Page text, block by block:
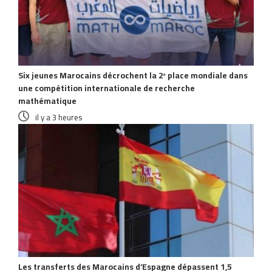
Six jeunes Marocains décrochent la 2ᵉ place mondiale dans
une compétition internationale de recherche
mathématique
il y a 3 heures
Les transferts des Marocains d’Espagne dépassent 1,5